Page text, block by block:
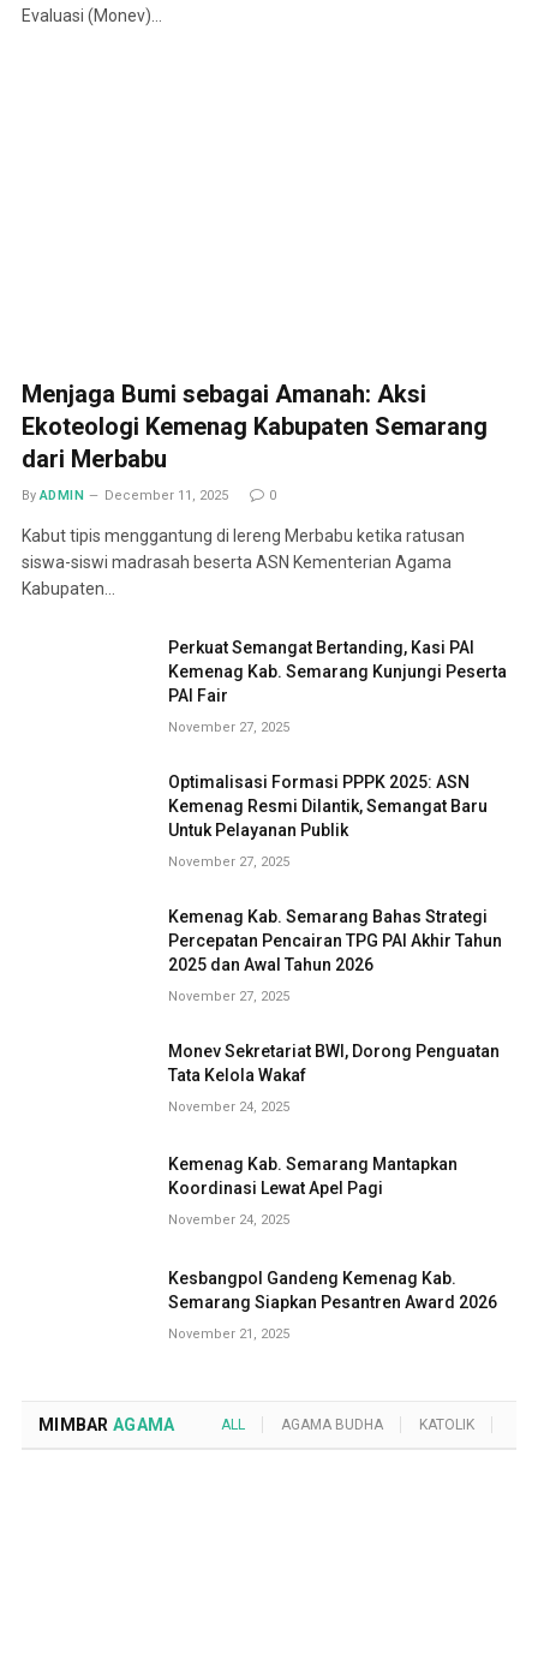
Evaluasi (Monev)…
Menjaga Bumi sebagai Amanah: Aksi
Ekoteologi Kemenag Kabupaten Semarang
dari Merbabu
By ADMIN December 11, 2025 0
Kabut tipis menggantung di lereng Merbabu ketika ratusan
siswa-siswi madrasah beserta ASN Kementerian Agama
Kabupaten…
Perkuat Semangat Bertanding, Kasi PAI
Kemenag Kab. Semarang Kunjungi Peserta
PAI Fair
November 27, 2025
Optimalisasi Formasi PPPK 2025: ASN
Kemenag Resmi Dilantik, Semangat Baru
Untuk Pelayanan Publik
November 27, 2025
Kemenag Kab. Semarang Bahas Strategi
Percepatan Pencairan TPG PAI Akhir Tahun
2025 dan Awal Tahun 2026
November 27, 2025
Monev Sekretariat BWI, Dorong Penguatan
Tata Kelola Wakaf
November 24, 2025
Kemenag Kab. Semarang Mantapkan
Koordinasi Lewat Apel Pagi
November 24, 2025
Kesbangpol Gandeng Kemenag Kab.
Semarang Siapkan Pesantren Award 2026
November 21, 2025
MIMBAR AGAMA ALL AGAMA BUDHA KATOLIK